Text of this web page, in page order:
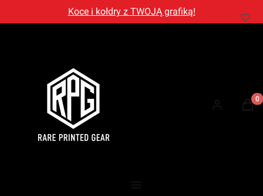
Koce i kołdry z TWOJĄ grafiką!
Zaloguj się